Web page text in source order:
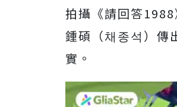
拍攝《請回答
鍾碩（채종석）傳
實。